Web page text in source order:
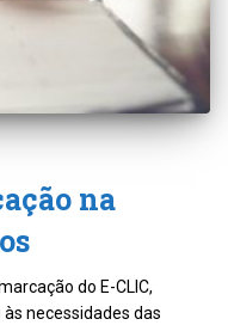
na
do E-CLIC,
necessidades das